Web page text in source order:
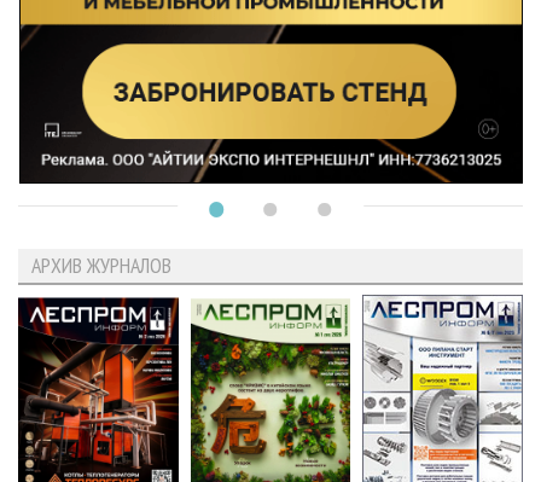
АРХИВ ЖУРНАЛОВ